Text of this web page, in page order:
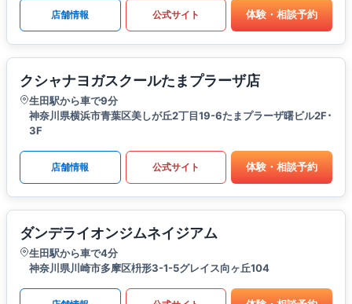
店舗情報 公式サイト 体験・相談予約
クシャナヨガスクールたまプラーザ店
生田駅から車で9分
神奈川県横浜市青葉区美しが丘2丁目19-6たまプラーザ曙ビル2F･
3F
店舗情報 公式サイト 体験・相談予約
ダンデライオンジムネイジアム
生田駅から車で4分
神奈川県川崎市多摩区枡形3-1-5グレイス向ヶ丘104